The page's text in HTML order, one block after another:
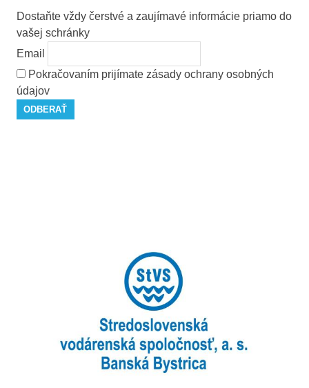
Dostaňte vždy čerstvé a zaujímavé informácie priamo do
vašej schránky
Email
Pokračovaním prijímate zásady ochrany osobných
údajov